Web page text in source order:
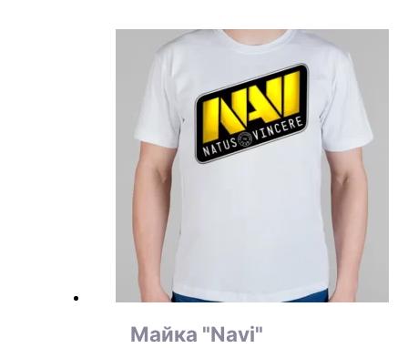
Майка "Navi"